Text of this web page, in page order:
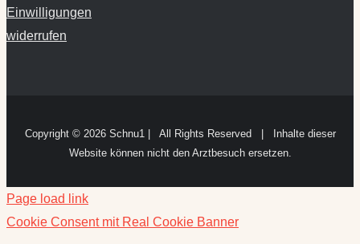
Einwilligungen
widerrufen
Copyright © 2026 Schnu1 | All Rights Reserved | Inhalte dieser
Website können nicht den Arztbesuch ersetzen.
Page load link
Cookie Consent mit Real Cookie Banner